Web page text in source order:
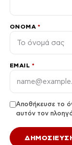
ΌΝΟΜΑ *
EMAIL *
Αποθήκευσε το
αυτόν τον